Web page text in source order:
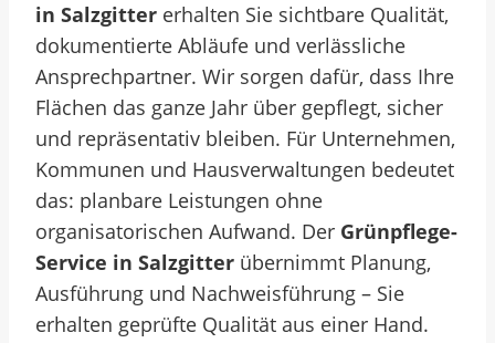
in Salzgitter erhalten Sie sichtbare Qualität,
dokumentierte Abläufe und verlässliche
Ansprechpartner. Wir sorgen dafür, dass Ihre
Flächen das ganze Jahr über gepflegt, sicher
und repräsentativ bleiben. Für Unternehmen,
Kommunen und Hausverwaltungen bedeutet
das: planbare Leistungen ohne
organisatorischen Aufwand. Der Grünpflege-
Service in Salzgitter übernimmt Planung,
Ausführung und Nachweisführung – Sie
erhalten geprüfte Qualität aus einer Hand.